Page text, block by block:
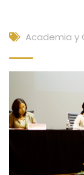
Academia y